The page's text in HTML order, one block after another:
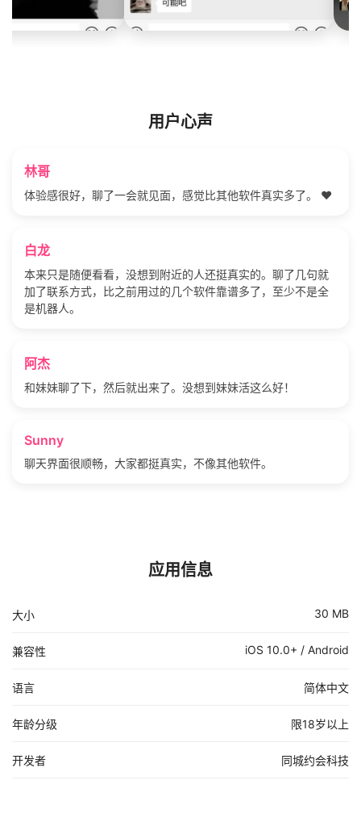
用户心声
林哥
体验感很好，聊了一会就见面，感觉比其他软件真实多了。 ❤️
白龙
本来只是随便看看，没想到附近的人还挺真实的。聊了几句就
加了联系方式，比之前用过的几个软件靠谱多了，至少不是全
是机器人。
阿杰
和妹妹聊了下，然后就出来了。没想到妹妹活这么好！
Sunny
聊天界面很顺畅，大家都挺真实，不像其他软件。
应用信息
大小 30 MB
兼容性 iOS 10.0+ / Android
语言 简体中文
年龄分级 限18岁以上
开发者 同城约会科技